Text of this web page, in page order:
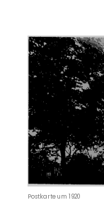
Postkarte um 1920